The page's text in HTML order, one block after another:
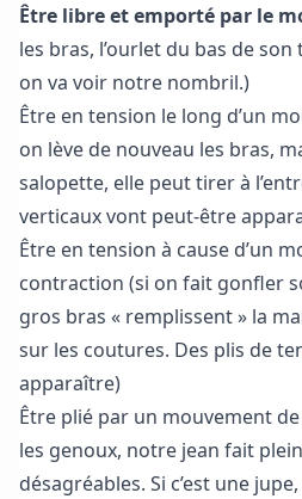
Être libre et emporté par le
les bras, l’ourlet du bas de
on va voir notre nombril.)
Être en tension le long d’un
on lève de nouveau les bras,
salopette, elle peut tirer à
verticaux vont peut-être
Être en tension à cause d’un
contraction (si on fait gonfler
gros bras « remplissent » la
sur les coutures. Des plis de
apparaître)
Être plié par un mouvement
les genoux, notre jean fait
désagréables. Si c’est une